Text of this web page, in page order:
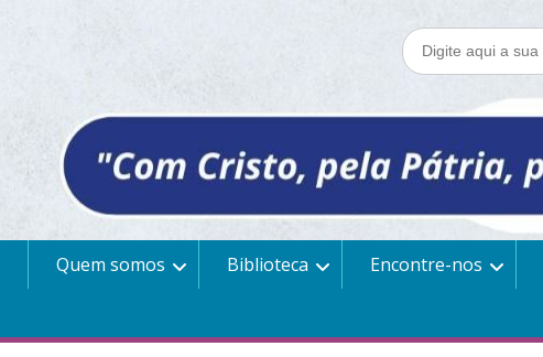
Quem somos Biblioteca Encontre-nos